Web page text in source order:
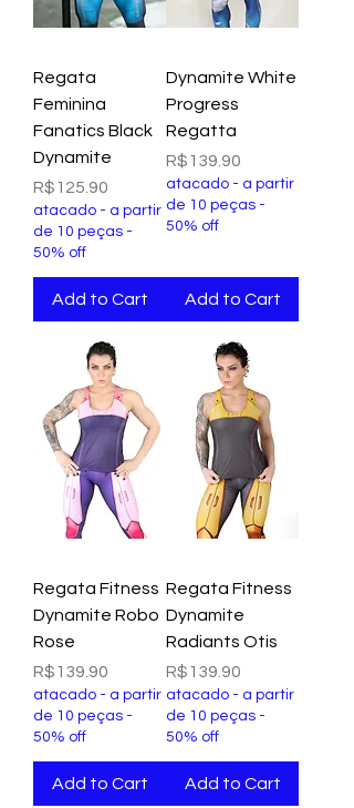
Regata
Feminina
Fanatics Black
Dynamite
Price
R$125.90
atacado - a partir
de 10 peças -
50% off
Add to Cart
Dynamite White
Progress
Regatta
Price
R$139.90
atacado - a partir
de 10 peças -
50% off
Add to Cart
Regata Fitness
Dynamite Robo
Rose
Price
R$139.90
atacado - a partir
de 10 peças -
50% off
Add to Cart
Regata Fitness
Dynamite
Radiants Otis
Price
R$139.90
atacado - a partir
de 10 peças -
50% off
Add to Cart